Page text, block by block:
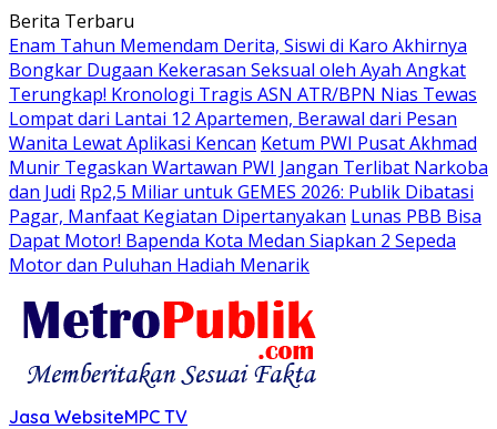
Langsung
ke
konten
Berita Terbaru
Enam Tahun Memendam Derita, Siswi di Karo Akhirnya
Bongkar Dugaan Kekerasan Seksual oleh Ayah Angkat
Terungkap! Kronologi Tragis ASN ATR/BPN Nias Tewas
Lompat dari Lantai 12 Apartemen, Berawal dari Pesan
Wanita Lewat Aplikasi Kencan Ketum PWI Pusat Akhmad
Munir Tegaskan Wartawan PWI Jangan Terlibat Narkoba
dan Judi Rp2,5 Miliar untuk GEMES 2026: Publik Dibatasi
Pagar, Manfaat Kegiatan Dipertanyakan Lunas PBB Bisa
Dapat Motor! Bapenda Kota Medan Siapkan 2 Sepeda
Motor dan Puluhan Hadiah Menarik
Jasa WebsiteMPC TV